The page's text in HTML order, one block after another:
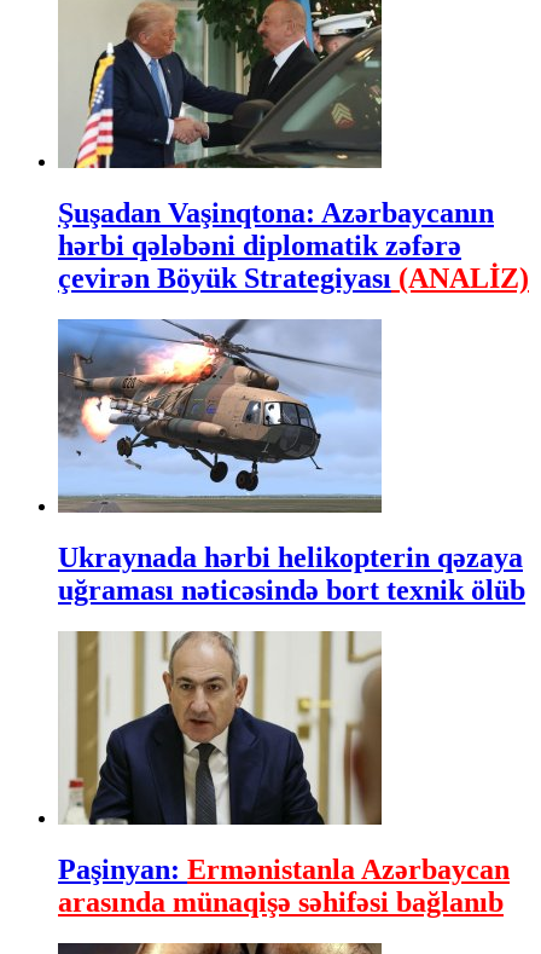
Şuşadan Vaşinqtona: Azərbaycanın
hərbi qələbəni diplomatik zəfərə
çevirən Böyük Strategiyası (ANALİZ)
Ukraynada hərbi helikopterin qəzaya
uğraması nəticəsində bort texnik ölüb
Paşinyan: Ermənistanla Azərbaycan
arasında münaqişə səhifəsi bağlanıb